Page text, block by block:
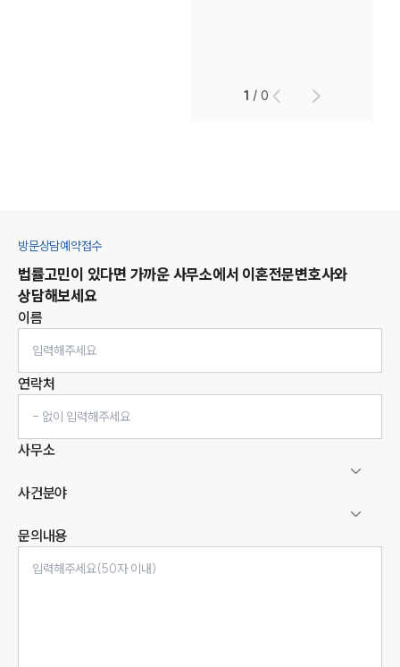
1 /0
방문상담예약접수
법률고민이 있다면 가까운 사무소에서 이혼전문변호사와
상담해보세요
이름
연락처
사무소
사건분야
문의내용